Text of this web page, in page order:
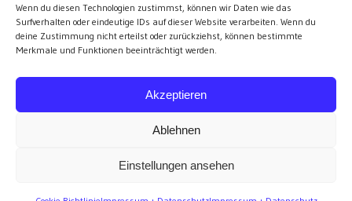
Wenn du diesen Technologien zustimmst, können wir Daten wie das
Surfverhalten oder eindeutige IDs auf dieser Website verarbeiten. Wenn du
deine Zustimmung nicht erteilst oder zurückziehst, können bestimmte
Merkmale und Funktionen beeinträchtigt werden.
Akzeptieren
Ablehnen
Einstellungen ansehen
Ungarn ist demokratischer als Österreich
alle Artikel
Impressum